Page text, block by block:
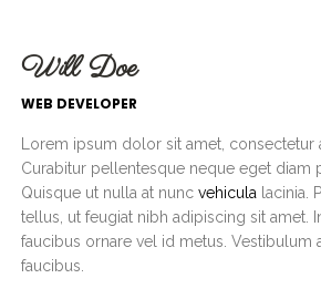
Will Doe
WEB DEVELOPER
Lorem ipsum dolor sit amet, consectetur
Curabitur pellentesque neque eget diam
Quisque ut nulla at nuncvehicula lacinia.
tellus, ut feugiat nibh adipiscing sit amet.
faucibus ornare vel id metus. Vestibulum
faucibus.